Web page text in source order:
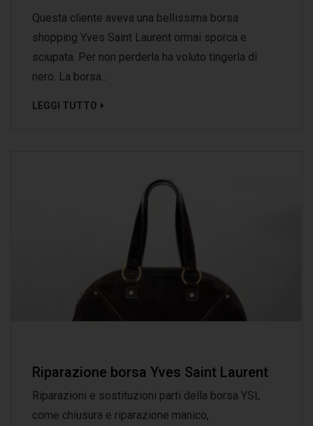
Questa cliente aveva una bellissima borsa
shopping Yves Saint Laurent ormai sporca e
sciupata. Per non perderla ha voluto tingerla di
nero. La borsa...
LEGGI TUTTO
Riparazione borsa Yves Saint Laurent
Riparazioni e sostituzioni parti della borsa YSL
come chiusura e riparazione manico,